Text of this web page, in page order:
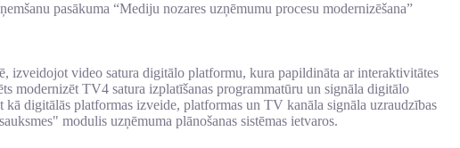
pasākuma “Mediju nozares uzņēmumu procesu modernizēšana”
izveidojot video satura digitālo platformu, kura papildināta ar interaktivitātes
modernizēt TV4 satura izplatīšanas programmatūru un signāla digitālo
digitālās platformas izveide, platformas un TV kanāla signāla uzraudzības
modulis uzņēmuma plānošanas sistēmas ietvaros.